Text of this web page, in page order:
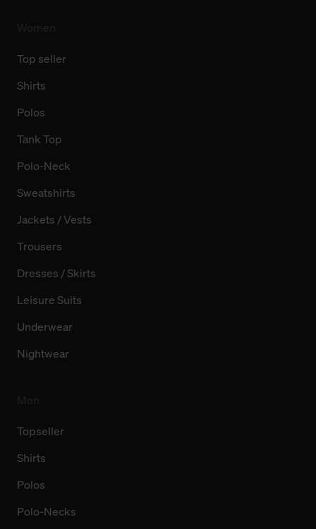
Top seller
Shirts
Polos
Tank Top
Polo-Neck
Sweatshirts
Jackets / Vests
Trousers
Dresses / Skirts
Leisure Suits
Underwear
Nightwear
Topseller
Shirts
Polos
Polo-Necks